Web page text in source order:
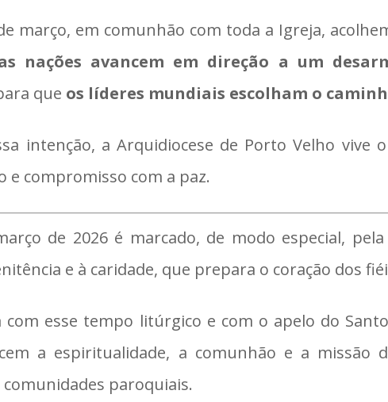
março, em comunhão com toda a Igreja,
nações avancem em direção a um
que os líderes mundiais escolham o
intenção, a Arquidiocese de Porto Velho
e compromisso com a paz.
de 2026 é marcado, de modo especial,
e à caridade, que prepara o coração dos
com esse tempo litúrgico e com o apelo do
a espiritualidade, a comunhão e a missão
comunidades paroquiais.